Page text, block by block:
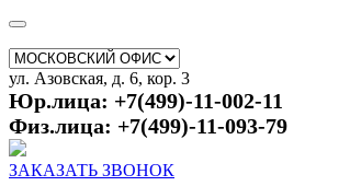
ул. Азовская, д. 6, кор. 3
Юр.лица: +7(499)-11-002-11
Физ.лица: +7(499)-11-093-79
ЗАКАЗАТЬ ЗВОНОК